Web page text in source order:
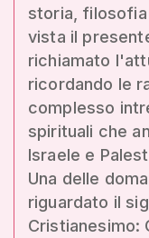
storia,
vista il
richiamato
ricordando le
complesso
spirituali che
Israele e
Una delle
riguardato il
Cristianesimo: